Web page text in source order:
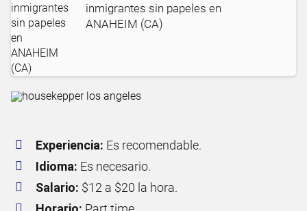
inmigrantes sin papeles en
ANAHEIM (CA)
Experiencia: Es recomendable.
Idioma: Es necesario.
Salario: $12 a $20 la hora.